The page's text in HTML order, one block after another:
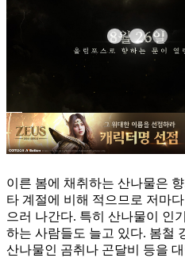
이른 봄에 채취하는 산나물은
타 계절에 비해 적으므로 저마
으러 나간다. 특히 산나물이 인
하는 사람들도 늘고 있다. 봄철
산나물인 곰취나 곤달비 등을